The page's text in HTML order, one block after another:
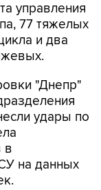
управления
77 тяжелых
и два
"Днепр"
удары по
в
на данных